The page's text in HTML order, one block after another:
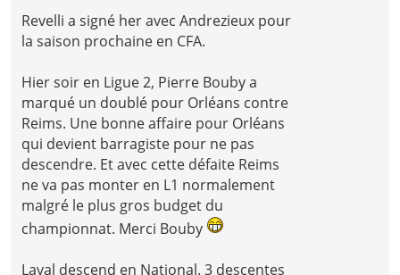
Revelli a signé her avec Andrezieux pour
la saison prochaine en CFA.
Hier soir en Ligue 2, Pierre Bouby a
marqué un doublé pour Orléans contre
Reims. Une bonne affaire pour Orléans
qui devient barragiste pour ne pas
descendre. Et avec cette défaite Reims
ne va pas monter en L1 normalement
malgré le plus gros budget du
championnat. Merci Bouby
Laval descend en National. 3 descentes